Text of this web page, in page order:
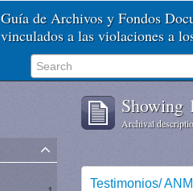
Guía de Archivos y Fondos
vinculados a las violaciones a
Showing
Archival
Testimonios/ ANM